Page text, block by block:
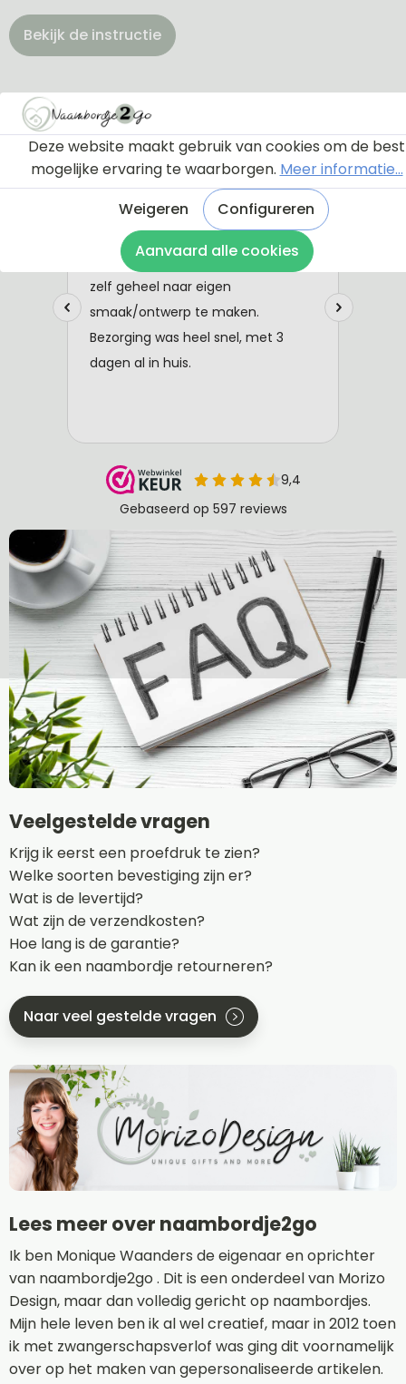
Bekijk de instructie
Veelgestelde vragen
Krijg ik eerst een proefdruk te zien?
Welke soorten bevestiging zijn er?
Wat is de levertijd?
Wat zijn de verzendkosten?
Hoe lang is de garantie?
Kan ik een naambordje retourneren?
Naar veel gestelde vragen
Lees meer over naambordje2go
Ik ben Monique Waanders de eigenaar en oprichter
van naambordje2go . Dit is een onderdeel van Morizo
Design, maar dan volledig gericht op naambordjes.
Mijn hele leven ben ik al wel creatief, maar in 2012 toen
ik met zwangerschapsverlof was ging dit voornamelijk
over op het maken van gepersonaliseerde artikelen.
Deze website maakt gebruik van cookies om de best
mogelijke ervaring te waarborgen. Meer informatie...
Weigeren
Configureren
Aanvaard alle cookies